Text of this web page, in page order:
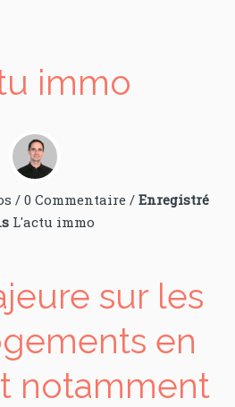
immo
/ 0 Commentaire / Enregistré
L'actu immo
sur les
en
notamment